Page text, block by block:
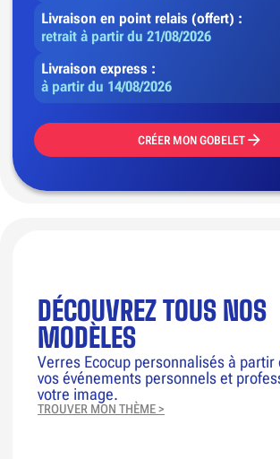
Livraison en point relais (offert) :
retrait à partir du 21/08/2026
Livraison express :
à partir du 14/08/2026
CRÉER MON GOBELET
DÉCOUVREZ TOUS NOS
MODÈLES
Verres Ecocup personnalisés à partir
vos événements personnels et
votre image.
TROUVER MON THÈME >